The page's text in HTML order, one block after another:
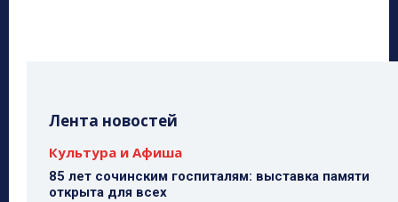
Лента новостей
Культура и Афиша
85 лет сочинским госпиталям: выставка памяти
открыта для всех